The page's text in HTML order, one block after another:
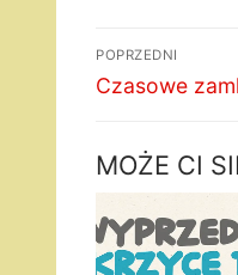
wpisu
POPRZEDNI
Poprzedni
Czasowe
MOŻE CI